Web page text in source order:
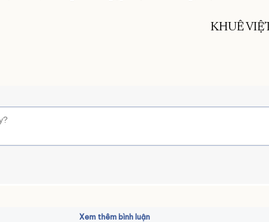
KHUÊ
Xem thêm bình luận